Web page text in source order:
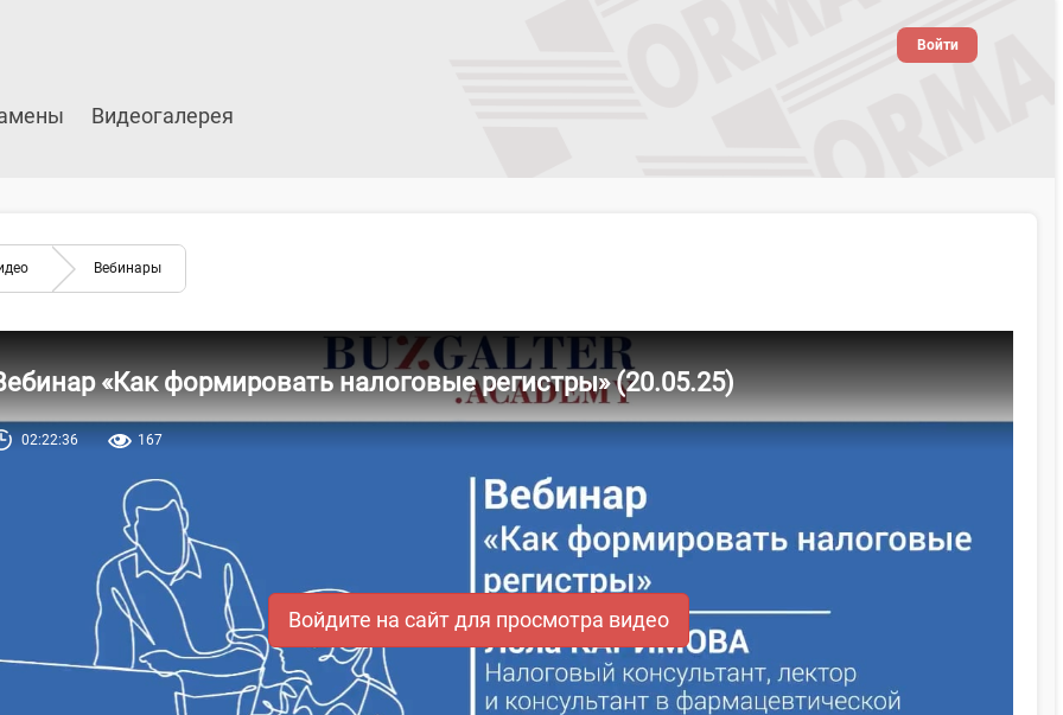
Видеогалерея
Войти
Вебинары
«Как формировать налоговые регистры» (20.05.25)
02:22:36 167
Войдите на сайт для просмотра видео